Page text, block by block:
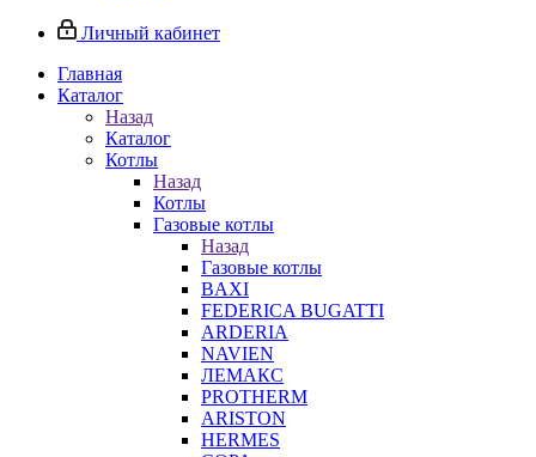
Личный кабинет
Главная
Каталог
Назад
Каталог
Котлы
Назад
Котлы
Газовые котлы
Назад
Газовые котлы
BAXI
FEDERICA BUGATTI
ARDERIA
NAVIEN
ЛЕМАКС
PROTHERM
ARISTON
HERMES